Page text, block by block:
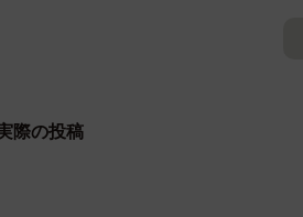
際の投稿